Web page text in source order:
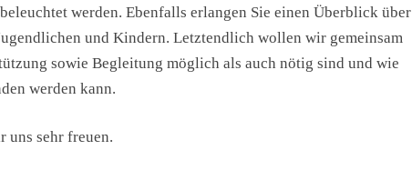
werden. Ebenfalls erlangen Sie einen Überblick über
und Kindern. Letztendlich wollen wir gemeinsam
sowie Begleitung möglich als auch nötig sind und wie
werden kann.
uns sehr freuen.